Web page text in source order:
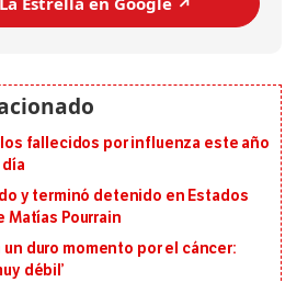
fallecidos por influenza este año
y terminó detenido en Estados
Matías Pourrain
duro momento por el cáncer:
débil’